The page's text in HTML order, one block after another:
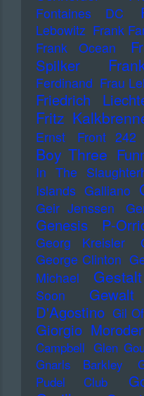
Fontaines DC
Lebowitz Frank
Frank Ocean
Spilker
Ferdinand Frau
Friedrich
Fritz
Ernst
Front 242
Boy Three
In The
Islands Galliano
Geir Jenssen
Genesis P-
Georg Kreisler
George Clinton
Michael
Soon
Gewalt
D'Agostino Gil
Giorgio Moroder
Campbell Glen
Gnarls Barkley
Pudel Club